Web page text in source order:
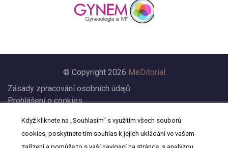
© Copyright 2026 MeDitorial
Zásady zpracování osobních údajů
Prohlášení o cookies
Prohlášení
Kontakt
Když kliknete na „Souhlasím“ s využitím všech souborů
cookies, poskytnete tím souhlas k jejich ukládání ve vašem